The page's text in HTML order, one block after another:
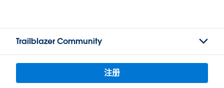
Trailblazer Community
注册